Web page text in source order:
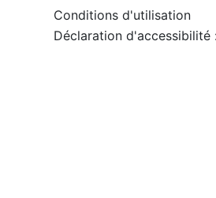
Conditions d'utilisation
Déclaration